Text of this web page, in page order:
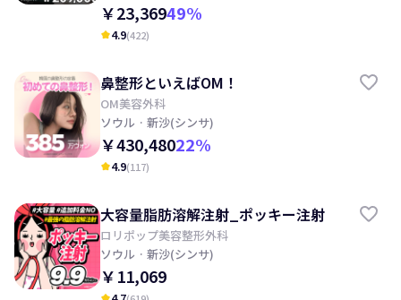
￥23,36949%
kid_star4.9(422)
鼻整形といえばOM！
OM美容外科
ソウル · 新沙(シンサ)
￥430,48022%
kid_star4.9(117)
大容量脂肪溶解注射_ポッキー注射
ロリポップ美容整形外科
ソウル · 新沙(シンサ)
￥11,069